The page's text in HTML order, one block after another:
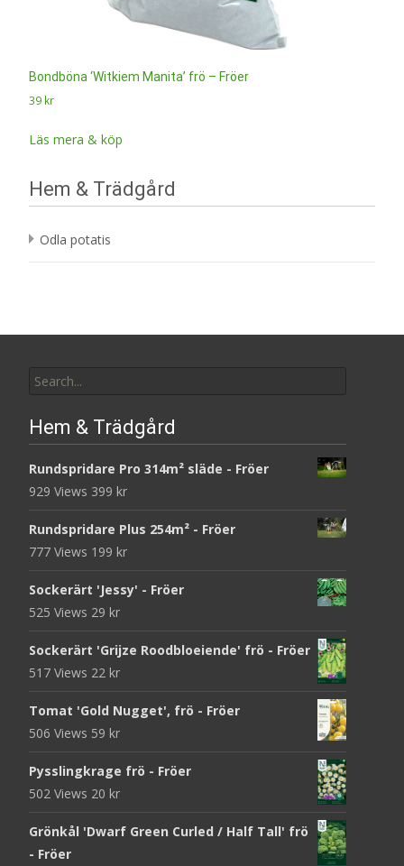
Bondböna ‘Witkiem Manita’ frö – Fröer
39 kr
Läs mera & köp
Hem & Trädgård
Odla potatis
for:
Hem & Trädgård
Rundspridare Pro 314m² släde - Fröer
929 Views 399 kr
Rundspridare Plus 254m² - Fröer
777 Views 199 kr
Sockerärt 'Jessy' - Fröer
525 Views 29 kr
Sockerärt 'Grijze Roodbloeiende' frö - Fröer
517 Views 22 kr
Tomat 'Gold Nugget', frö - Fröer
506 Views 59 kr
Pysslingkrage frö - Fröer
502 Views 20 kr
Grönkål 'Dwarf Green Curled / Half Tall' frö
- Fröer